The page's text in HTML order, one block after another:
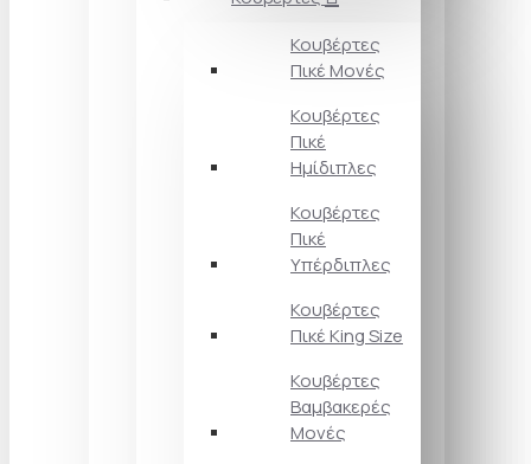
Κουβέρτες
Πικέ Μονές
Κουβέρτες
Πικέ
Ημίδιπλες
Κουβέρτες
Πικέ
Υπέρδιπλες
Κουβέρτες
Πικέ King Size
Κουβέρτες
Βαμβακερές
Μονές